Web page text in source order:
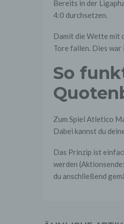
Bereits in der
4:0 durchsetzen.
Damit die Wette mit
Tore fallen. Dies
So
Zum Spiel Atletico
Dabei kannst du
Das Prinzip ist
werden
du anschließend